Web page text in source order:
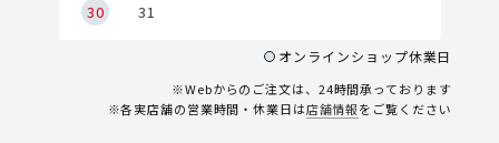
30
31
オンラインショップ休業日
※Webからのご注文は、24時間承っております
※各実店舗の営業時間・休業日は店舗情報をご覧ください